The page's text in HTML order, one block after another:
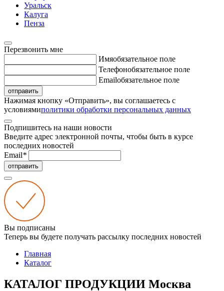
Уральск
Калуга
Пенза
Перезвонить мне
Имяобязательное поле
Телефонобязательное поле
Emailобязательное поле
отправить
Нажимая кнопку «Отправить», вы соглашаетесь с
условиямиполитики обработки персональных данных
Подпишитесь на наши новости
Введите адрес электронной почты, чтобы быть в курсе
последних новостей
Email*
отправить
Вы подписаны
Теперь вы будете получать рассылку последних новостей
Главная
Каталог
КАТАЛОГ ПРОДУКЦИИ Москва